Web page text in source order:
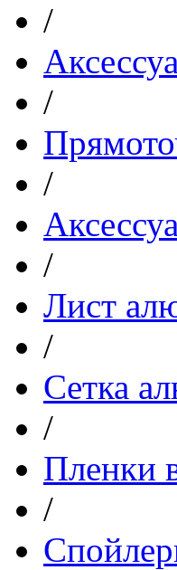
/
/
/
/
Лист
/
Сетка
/
Пленки
/